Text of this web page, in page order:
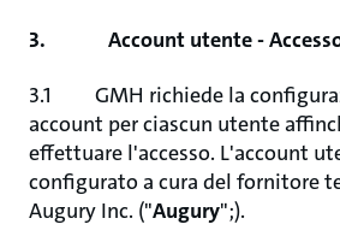
3. Account utente - Accesso
3.1 GMH richiede la
account per ciascun utente
effettuare l'accesso. L'account
configurato a cura del fornitore
Augury Inc. ("Augury";).